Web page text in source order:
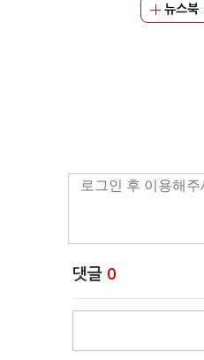
뉴스북
댓글 0